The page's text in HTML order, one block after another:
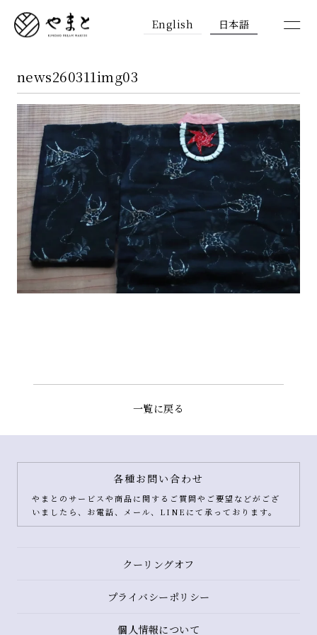
English 日本語
news260311img03
一覧に戻る
各種お問い合わせ
やまとのサービスや商品に関するご質問やご要望などがござ
いましたら、お電話、メール、LINEにて承っております。
クーリングオフ
プライバシーポリシー
個人情報について